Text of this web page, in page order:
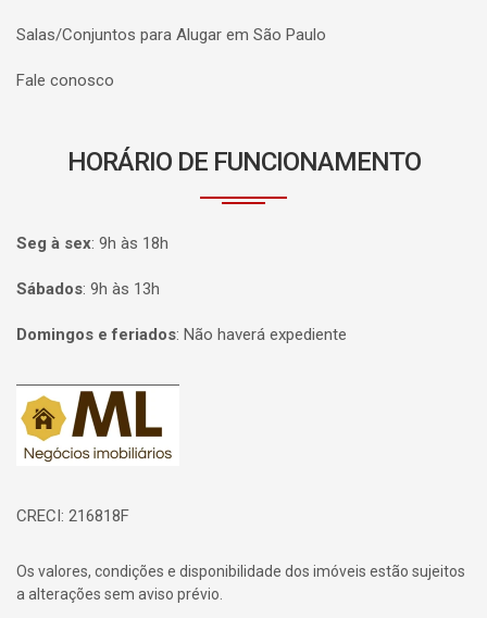
Salas/Conjuntos para Alugar em São Paulo
Fale conosco
HORÁRIO DE FUNCIONAMENTO
Seg à sex: 9h às 18h
Sábados: 9h às 13h
Domingos e feriados: Não haverá expediente
Página inicial
CRECI: 216818F
Os valores, condições e disponibilidade dos imóveis estão sujeitos
a alterações sem aviso prévio.